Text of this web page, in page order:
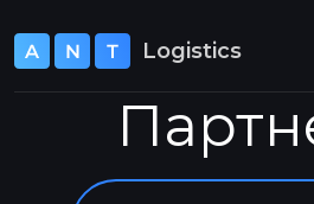
Logistics
+38 073 520 40 46
support@ant-logistics.com